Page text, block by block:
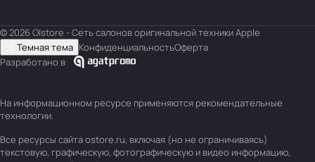
© 2026 O|store - Сеть салонов оригинальной техники Apple
Темная тема КонфиденциальностьОферта
Разработано в
На информационном ресурсе применяются рекомендательные
технологии.
Все ресурсы сайта ostore.ru, включая (но не ограничиваясь)
текстовую, графическую, фотографическую и видео информацию,